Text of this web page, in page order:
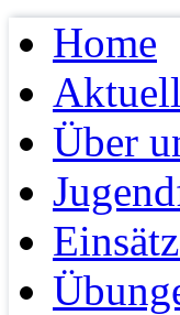
Home
Über